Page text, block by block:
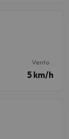
Vento
5 km/h